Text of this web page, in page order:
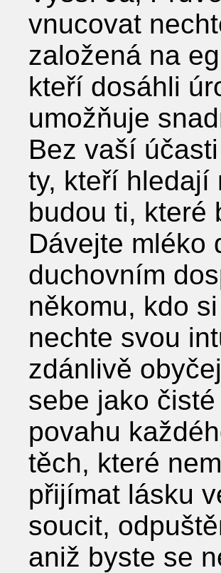
vnucovat
založená na
kteří dosáhli
umožňuje
Bez vaší
ty, kteří hledají
budou ti, které
Dávejte mléko
duchovním
někomu, kdo
nechte svou
zdánlivě
sebe jako
povahu
těch, které
přijímat lásku
soucit,
aniž byste se